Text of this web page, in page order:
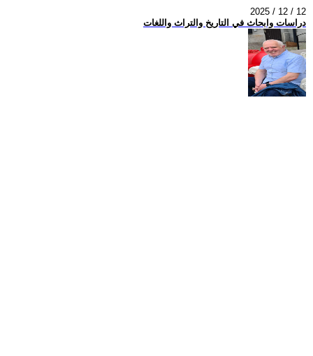
2025 / 12 / 12
دراسات وابحاث في التاريخ والتراث واللغات